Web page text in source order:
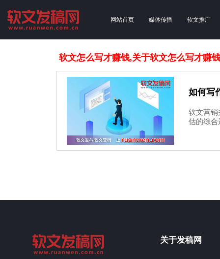
网站首页 媒体传播 软文推广
软文怎么写才赚钱,关于软文怎么写才赚
如何写
软文营销
估的综合
关于发稿网